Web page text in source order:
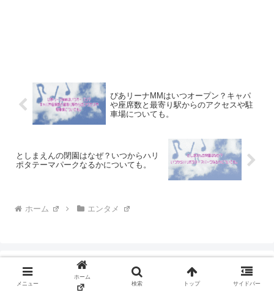
ぴあリーナMMはいつオープン？キャパ
や座席数と最寄り駅からのアクセスや駐
車場についても。
としまえんの閉園はなぜ？いつからハリ
ポタテーマパークなるかについても。
ホーム エンタメ
メニュー
ホーム
検索
トップ サイドバー